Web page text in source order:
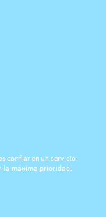
confiar en un servicio
la máxima prioridad.